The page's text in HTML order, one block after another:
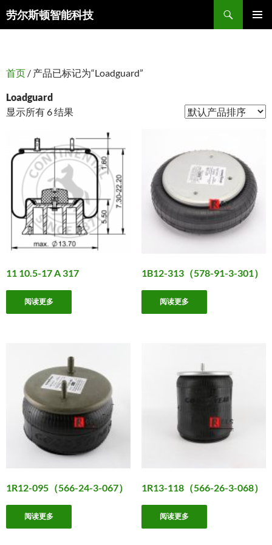
劳尔斯顿智能科技
搜
索
首页 / 产品已标记为“Loadguard”
Loadguard
显示所有 6 结果
11 10.5-17 A 317
阅读更多
1B12-313（578-91-3-301）
阅读更多
1R12-095（566-24-3-067）
阅读更多
1R13-118（566-26-3-068）
阅读更多